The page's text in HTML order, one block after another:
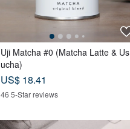
Uji Matcha #0 (Matcha Latte & Us
ucha)
US$ 18.41
46 5-Star reviews